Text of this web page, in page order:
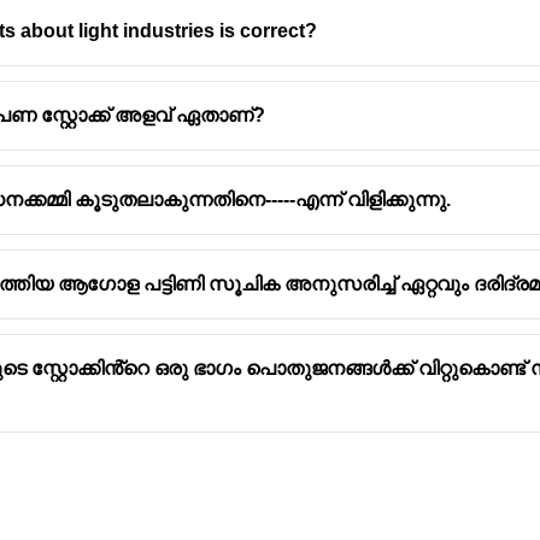
പിതാവ്
എന്ന കൃതിയുടെ രചയിതാവ്.
മെച്ചപ്പെടുത്തുവാനുള്ള താത്പര്യം അവരെ
സാമ്പത്തിക വ്യവസ്ഥയിൽ സർക്കാരിന്റെ അധിക
about light industries is correct?
സ്റ്റോക്ക് അളവ് ഏതാണ്?
കൂടുതലാകുന്നതിനെ-----എന്ന് വിളിക്കുന്നു.
ആഗോള പട്ടിണി സൂചിക അനുസരിച്ച് ഏറ്റവും
ഒരു ഭാഗം പൊതുജനങ്ങൾക്ക് വിറ്റുകൊണ്ട്